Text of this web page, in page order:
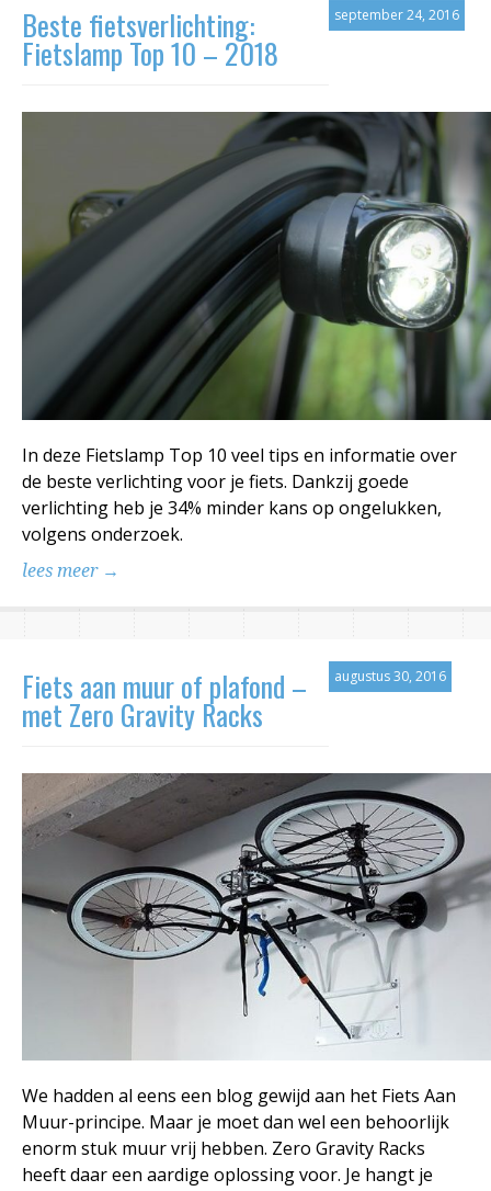
september 24, 2016
Beste fietsverlichting:
Fietslamp Top 10 – 2018
In deze Fietslamp Top 10 veel tips en informatie over
de beste verlichting voor je fiets. Dankzij goede
verlichting heb je 34% minder kans op ongelukken,
volgens onderzoek.
lees meer →
augustus 30, 2016
Fiets aan muur of plafond –
met Zero Gravity Racks
We hadden al eens een blog gewijd aan het Fiets Aan
Muur-principe. Maar je moet dan wel een behoorlijk
enorm stuk muur vrij hebben. Zero Gravity Racks
heeft daar een aardige oplossing voor. Je hangt je